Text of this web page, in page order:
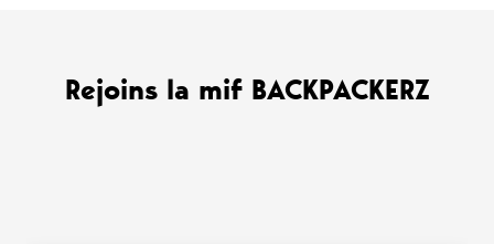
Rejoins la mif BACKPACKERZ